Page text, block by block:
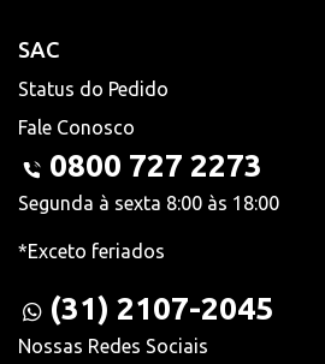
SAC
Status do Pedido
Fale Conosco
0800 727 2273
Segunda à sexta 8:00 às 18:00
*Exceto feriados
(31) 2107-2045
Nossas Redes Sociais